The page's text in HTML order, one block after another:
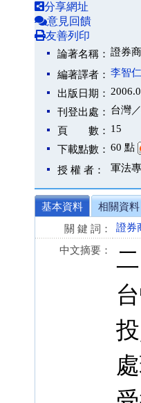
分享網址
意見回饋
友善列印
論著名稱： 證券
編著譯者： 李智仁
出版日期：
刊登出處： 台灣／
頁 數： 15
下載點數： 60 點
授 權 者： 軍法
基本資料
相關資料
關 鍵 詞：
證券
中文摘要：